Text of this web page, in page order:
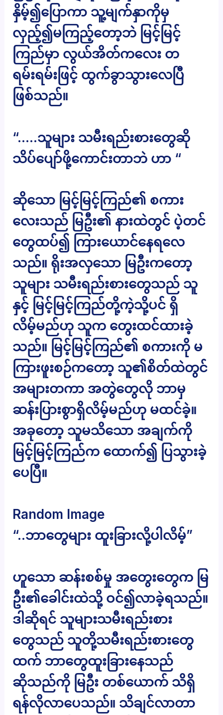
နှိမ့်၍ပြောကာ သူ့မျက်နှာကိုမှ
လှည့်၍မကြည့်တော့ဘဲ မြင့်မြင့်
ကြည်မှာ လွယ်အိတ်ကလေး တ
ရမ်းရမ်းဖြင့် ထွက်ခွာသွားလေပြီ
ဖြစ်သည်။
“…..သူများ သမီးရည်းစားတွေဆို
သိပ်ပျော်ဖို့ကောင်းတာဘဲ ဟာ “
ဆိုသော မြင့်မြင့်ကြည်၏ စကား
လေးသည် မြဦး၏ နားထဲတွင် ပဲ့တင်
တွေထပ်၍ ကြားယောင်နေရလေ
သည်။ ရိုးအလှသော မြဦးကတော့
သူများ သမီးရည်းစားတွေသည် သူ
နှင့် မြင့်မြင့်ကြည်တို့ကဲ့သို့ပင် ရှိ
လိမ့်မည်ဟု သူက တွေးထင်ထားခဲ့
သည်။ မြင့်မြင့်ကြည်၏ စကားကို မ
ကြားဖူးစဉ်ကတော့ သူ၏စိတ်ထဲတွင်
အများတကာ အတွဲတွေလို ဘာမှ
ဆန်းပြားစွာရှိလိမ့်မည်ဟု မထင်ခဲ့။
အခုတော့ သူမသိသော အချက်ကို
မြင့်မြင့်ကြည်က ထောက်၍ ပြသွားခဲ့
ပေပြီ။
Random Image
“..ဘာတွေများ ထူးခြားလို့ပါလိမ့်”
ဟူသော ဆန်းစစ်မှု အတွေးတွေက မြ
ဦး၏ခေါင်းထဲသို့ ဝင်၍လာခဲ့ရသည်။
ဒါဆိုရင် သူများသမီးရည်းစား
တွေသည် သူတို့သမီးရည်းစားတွေ
ထက် ဘာတွေထူးခြားနေသည်
ဆိုသည်ကို မြဦး တစ်ယောက် သိရှိ
ရန်လိုလာပေသည်။ သိချင်လာတာ